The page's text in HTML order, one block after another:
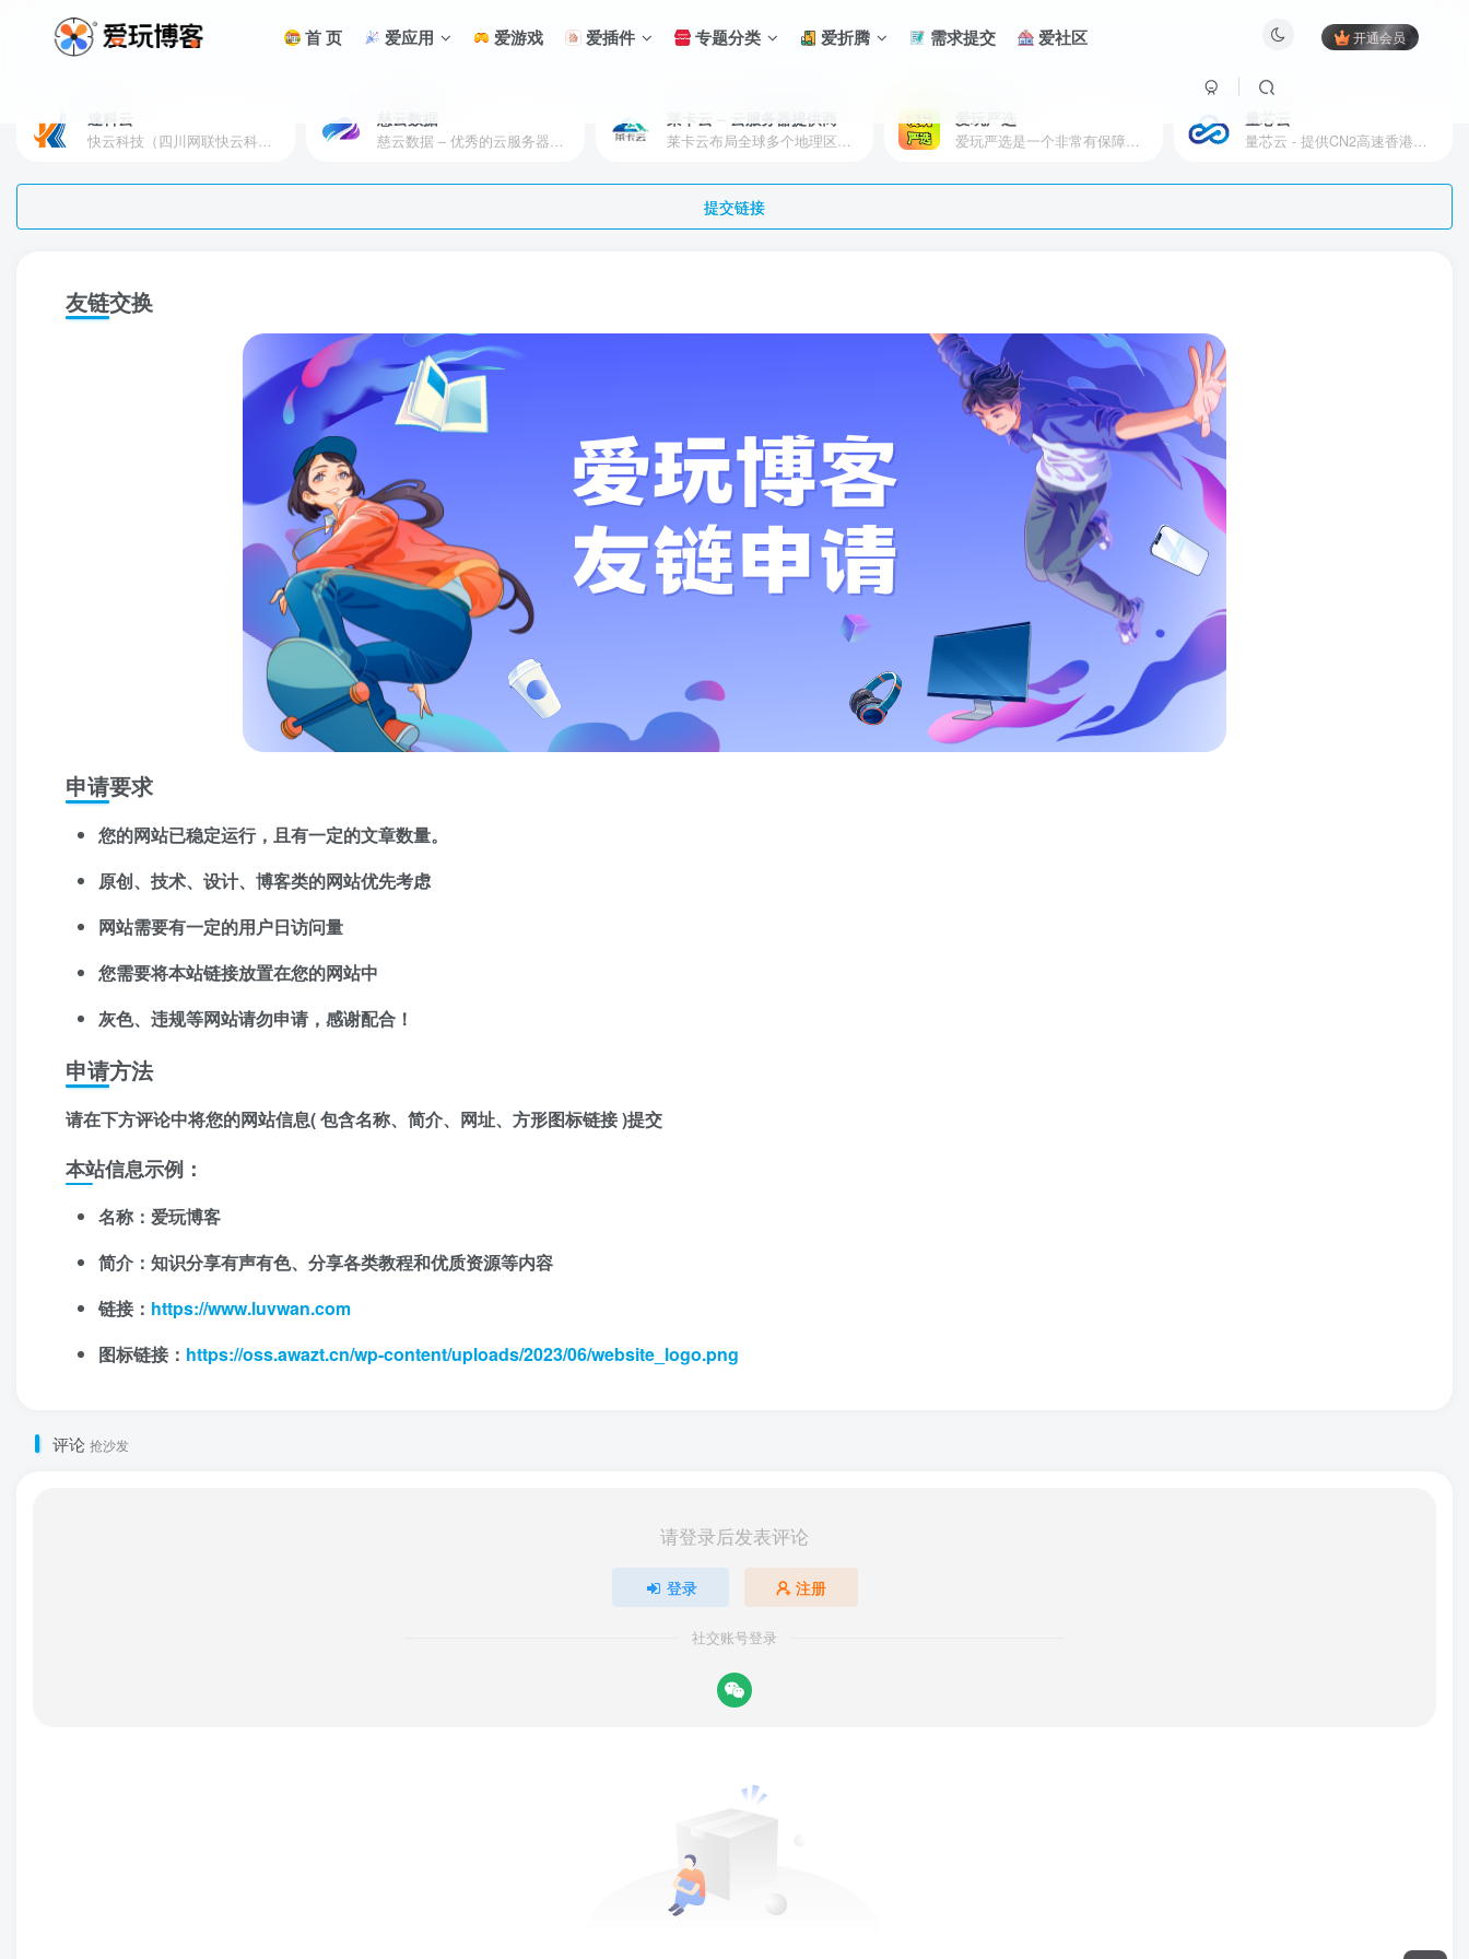
首 页 爱应用 爱游戏 爱插件 专题分类 爱折腾 需求提交 爱社区 开通会员
速科云
快云科技（四川网联快云科技有限公司）成立于2021年，主营互联网业务平台服务提供商。公司专注为用户提供低价高性能云计算产品，致力于云计算应用的易用性开发，并引导云计算在国内普及
慈云数据
慈云数据 – 优秀的云服务器服务商，提供最具有性价比的产品。慈云数据是开发者必不可少的良心云
莱卡云 – 云服务器提供商
莱卡云布局全球多个地理区域。提供服务有：境外云服务器、国内云服务器、独立服务器、服务器托管、CDN、SSL证书、游戏服务器等业务。
爱玩严选
爱玩严选是一个非常有保障且性价比极高的虚拟商城，包括但不限于苹果证书、技术指导、会员充值等多种虚拟服务！
量芯云
量芯云 - 提供CN2高速香港美国云服务器&专业高防服务器租用等云服务器供应商
提交链接
友链交换
申请要求
您的网站已稳定运行，且有一定的文章数量。
原创、技术、设计、博客类的网站优先考虑
网站需要有一定的用户日访问量
您需要将本站链接放置在您的网站中
灰色、违规等网站请勿申请，感谢配合！
申请方法
请在下方评论中将您的网站信息( 包含名称、简介、网址、方形图标链接 )提交
本站信息示例：
名称：爱玩博客
简介：知识分享有声有色、分享各类教程和优质资源等内容
链接： https://www.luvwan.com
图标链接： https://oss.awazt.cn/wp-content/uploads/2023/06/website_logo.png
评论 抢沙发
请登录后发表评论
登录 注册
社交账号登录
登录
没有账号？立即注册
用户名或邮箱
登录密码
记住登录 找回密码
社交账号登录